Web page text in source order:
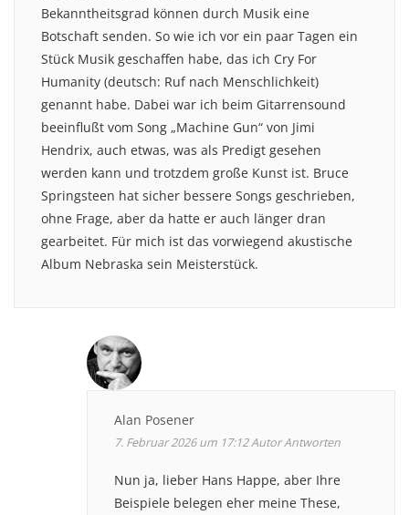
Bekanntheitsgrad können durch Musik eine
Botschaft senden. So wie ich vor ein paar Tagen ein
Stück Musik geschaffen habe, das ich Cry For
Humanity (deutsch: Ruf nach Menschlichkeit)
genannt habe. Dabei war ich beim Gitarrensound
beeinflußt vom Song „Machine Gun“ von Jimi
Hendrix, auch etwas, was als Predigt gesehen
werden kann und trotzdem große Kunst ist. Bruce
Springsteen hat sicher bessere Songs geschrieben,
ohne Frage, aber da hatte er auch länger dran
gearbeitet. Für mich ist das vorwiegend akustische
Album Nebraska sein Meisterstück.
Alan Posener
7. Februar 2026 um 17:12AutorAntworten
Nun ja, lieber Hans Happe, aber Ihre
Beispiele belegen eher meine These,